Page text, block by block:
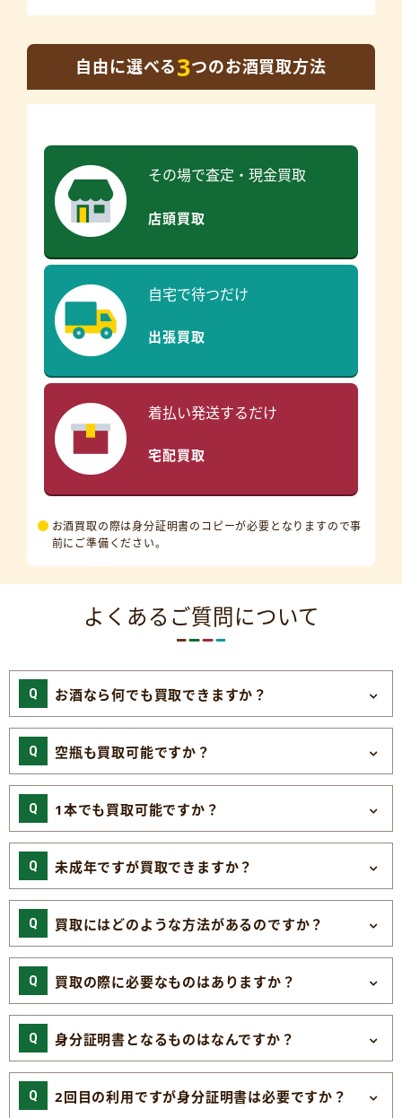
自由に選べる3つのお酒買取方法
その場で査定・現金買取
店頭買取
自宅で待つだけ
出張買取
着払い発送するだけ
宅配買取
お酒買取の際は身分証明書のコピーが必要となりますので事
前にご準備ください。
よくあるご質問について
お酒なら何でも買取できますか？
空瓶も買取可能ですか？
1本でも買取可能ですか？
未成年ですが買取できますか？
買取にはどのような方法があるのですか？
買取の際に必要なものはありますか？
身分証明書となるものはなんですか？
2回目の利用ですが身分証明書は必要ですか？